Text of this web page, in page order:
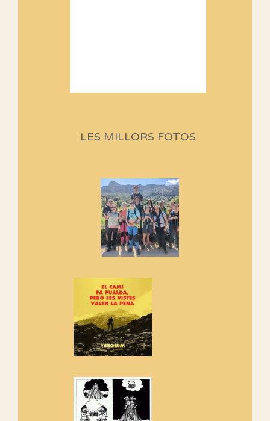
Sortides Centpeus 2026 (1a
programació d'aquest any
Si no podem caminar, alguna
cosa hem de fer...
Els Centpeus signen el
Manifest a favor dels Camins
adhereix-te al manifest!
Rebem un diploma dels
Amics de Sant Aniol d'Aguja
Els Centpeus estem implicats
amb la recuperació del refugi i
LES MILLORS FOTOS